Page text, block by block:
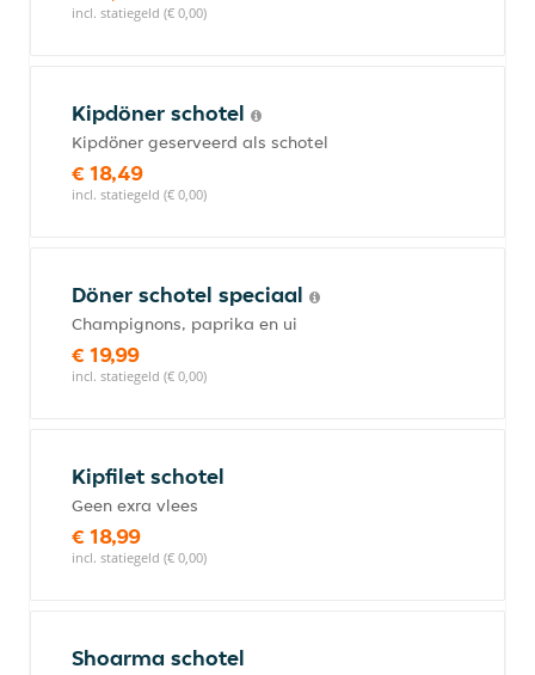
incl. statiegeld (€ 0,00)
Kipdöner schotel
Kipdöner geserveerd als schotel
€ 18,49
incl. statiegeld (€ 0,00)
Döner schotel speciaal
Champignons, paprika en ui
€ 19,99
incl. statiegeld (€ 0,00)
Kipfilet schotel
Geen exra vlees
€ 18,99
incl. statiegeld (€ 0,00)
Shoarma schotel